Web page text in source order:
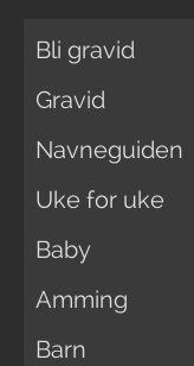
Bli gravid
Gravid
Navneguiden
Uke for uke
Baby
Amming
Barn